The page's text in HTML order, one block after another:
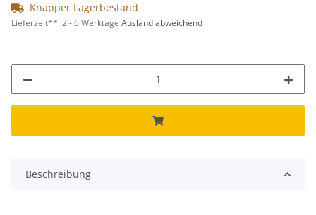
Knapper Lagerbestand
Lieferzeit**:2 - 6 Werktage Ausland abweichend
Beschreibung